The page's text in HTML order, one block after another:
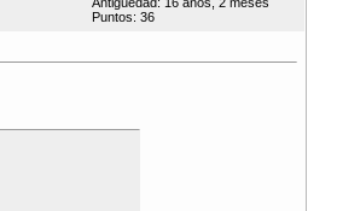
Puntos: 36